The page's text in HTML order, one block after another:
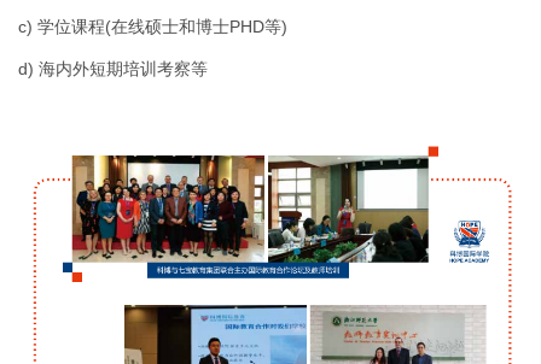
c) 学位课程(在线硕士和博士PHD等)
d) 海内外短期培训考察等